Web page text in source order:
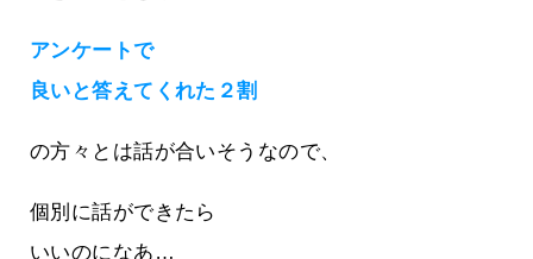
アンケートで
良いと答えてくれた２割
の方々とは話が合いそうなので、
個別に話ができたら
いいのになあ…